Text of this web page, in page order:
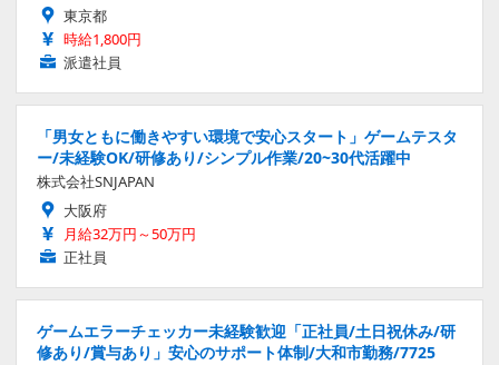
東京都
時給1,800円
派遣社員
「男女ともに働きやすい環境で安心スタート」ゲームテスタ
ー/未経験OK/研修あり/シンプル作業/20~30代活躍中
株式会社SNJAPAN
大阪府
月給32万円～50万円
正社員
ゲームエラーチェッカー未経験歓迎「正社員/土日祝休み/研
修あり/賞与あり」安心のサポート体制/大和市勤務/7725